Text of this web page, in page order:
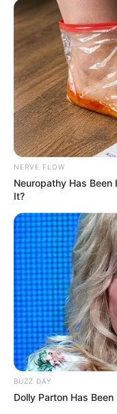
und zu den
Deutschlands gehört.
der
Stahleck, der Ruine
Peterskirche ist das
der beliebtesten
Wahrzeichen der
Wernerkapelle.
Burg
Mit
Insel
des Rheins
Welterbe
NERVE FLOW
Neuropathy Has Been
It?
BUZZ DAY
Dolly Parton Has